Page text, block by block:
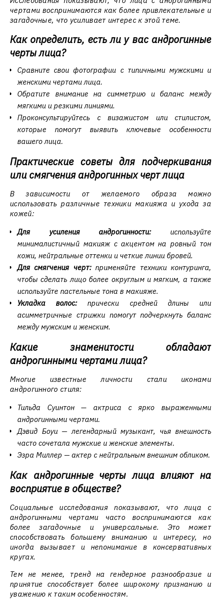
чертами воспринимаются как более привлекательные и
загадочные, что усиливает интерес к этой теме.
Как определить, есть ли у вас андрогинные
черты лица?
Сравните свои фотографии с типичными мужскими и
женскими чертами лица.
Обратите внимание на симметрию и баланс между
мягкими и резкими линиями.
Проконсультируйтесь с визажистом или стилистом,
которые помогут выявить ключевые особенности
вашего лица.
Практические советы для подчеркивания
или смягчения андрогинных черт лица
В зависимости от желаемого образа можно
использовать различные техники макияжа и ухода за
кожей:
Для усиления андрогинности:используйте
минималистичный макияж с акцентом на ровный тон
кожи, нейтральные оттенки и четкие линии бровей.
Для смягчения черт:применяйте техники контуринга,
чтобы сделать лицо более округлым и мягким, а также
используйте пастельные тона в макияже.
Укладка волос:прически средней длины или
асимметричные стрижки помогут подчеркнуть баланс
между мужским и женским.
Какие знаменитости обладают
андрогинными чертами лица?
Многие известные личности стали иконами
андрогинного стиля:
Тильда Суинтон — актриса с ярко выраженными
андрогинными чертами.
Дэвид Боуи — легендарный музыкант, чья внешность
часто сочетала мужские и женские элементы.
Эзра Миллер — актер с нейтральным внешним обликом.
Как андрогинные черты лица влияют на
восприятие в обществе?
Социальные исследования показывают, что лица с
андрогинными чертами часто воспринимаются как
более загадочные и универсальные. Это может
способствовать большему вниманию и интересу, но
иногда вызывает и непонимание в консервативных
кругах.
Тем не менее, тренд на гендерное разнообразие и
принятие способствует более широкому признанию и
уважению к таким особенностям.